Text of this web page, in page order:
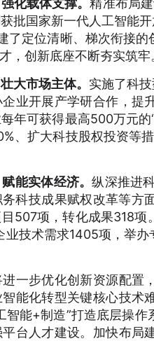
化载体支撑。精准布局
批国家新一代人工智能
了定位清晰、梯次衔接
，创新底座不断夯实筑牢
大市场主体。 实施了科
业开展产学研合作，提
年可获得最高500万元
、扩大科技股权投资等
能实体经济。纵深推进
科技成果赋权改革等
507项，转化成果318
业技术需求1405项，举
一步优化创新资源配置
能化转型关键核心技术
智能+制造”打造底层操
台人才建设。加快布局